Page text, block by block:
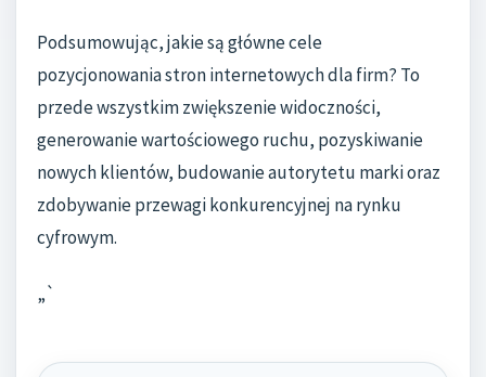
Podsumowując, jakie są główne cele
pozycjonowania stron internetowych dla firm? To
przede wszystkim zwiększenie widoczności,
generowanie wartościowego ruchu, pozyskiwanie
nowych klientów, budowanie autorytetu marki oraz
zdobywanie przewagi konkurencyjnej na rynku
cyfrowym.
„`